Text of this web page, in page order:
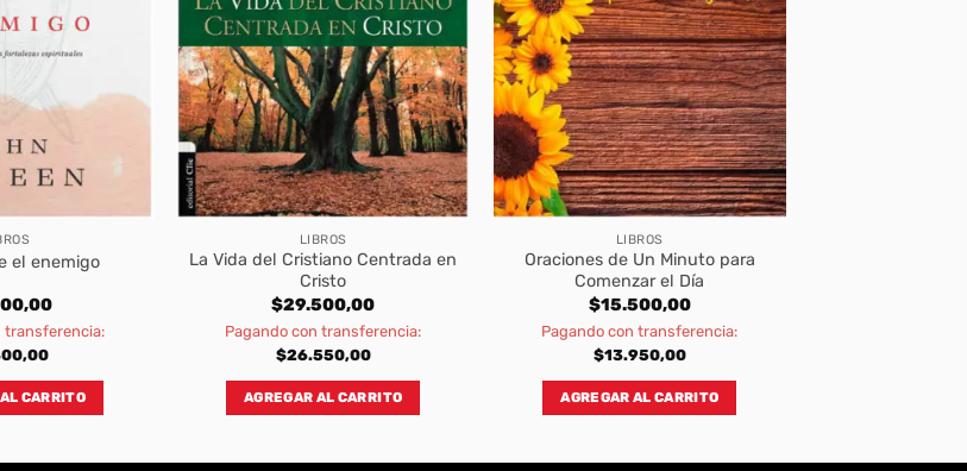
el enemigo
transferencia:
CARRITO
LIBROS
La Vida del Cristiano Centrada en
Cristo
$29.500,00
Pagando con transferencia:
$26.550,00
AGREGAR AL CARRITO
LIBROS
Oraciones de Un Minuto para
Comenzar el Día
$15.500,00
Pagando con transferencia:
$13.950,00
AGREGAR AL CARRITO